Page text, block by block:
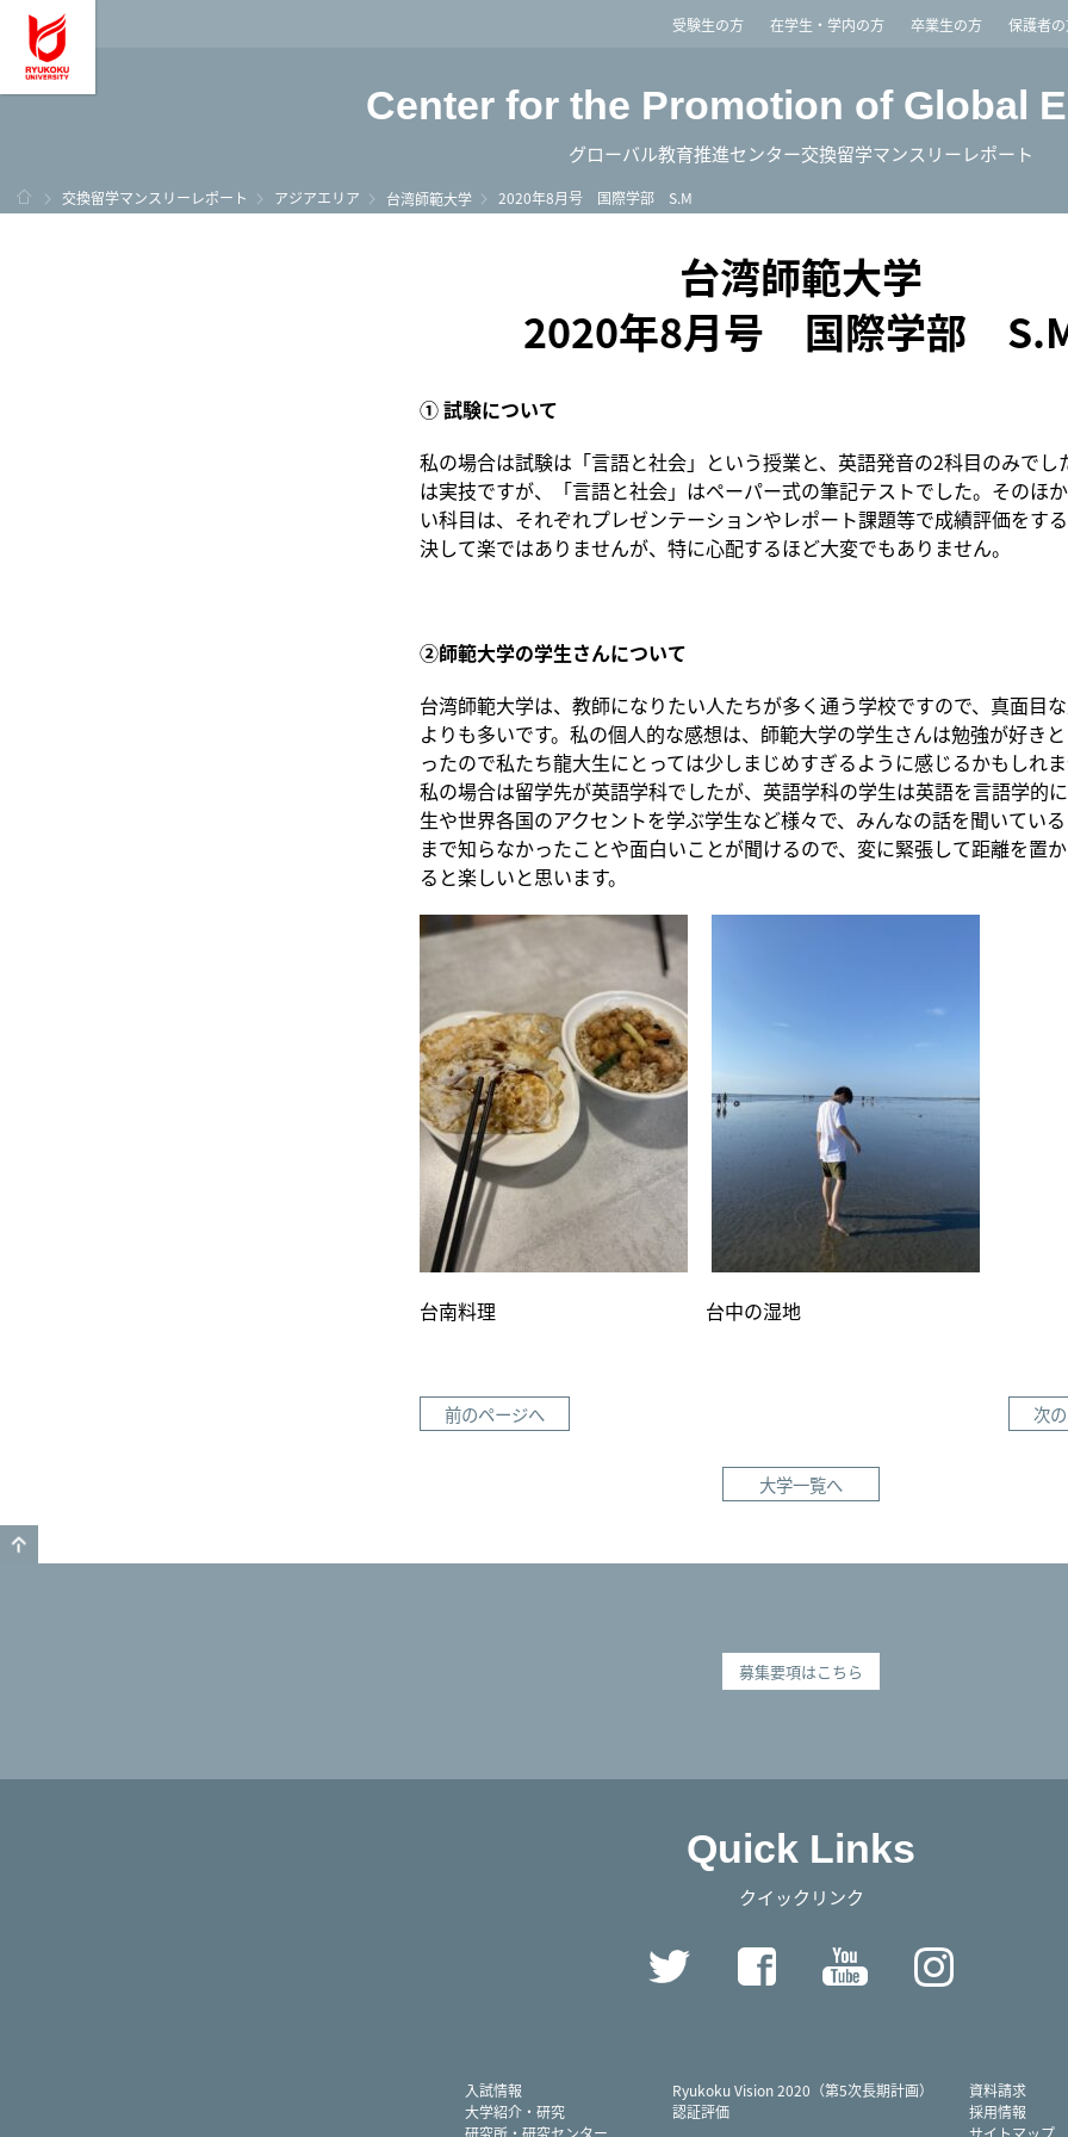
龍谷大学 You, Unlimited受験生の方 在学生・学内の方 卒業生の方 保護者
Center for the Promotion of Global
グローバル教育推進センター交換留学マンスリーレポート
ホーム
交換留学マンスリーレポート アジアエリア 台湾師範大学 2020年8月号 国際学部 S.M
台湾師範大学
2020年8月号 国際学部
① 試験について
私の場合は試験は「言語と社会」という授業と、英語発音の2科目のみでし
は実技ですが、「言語と社会」はペーパー式の筆記テストでした。そのほ
い科目は、それぞれプレゼンテーションやレポート課題等で成績評価をす
決して楽ではありませんが、特に心配するほど大変でもありません。
②師範大学の学生さんについて
台湾師範大学は、教師になりたい人たちが多く通う学校ですので、真面目
よりも多いです。私の個人的な感想は、師範大学の学生さんは勉強が好き
ったので私たち龍大生にとっては少しまじめすぎるように感じるかもしれ
私の場合は留学先が英語学科でしたが、英語学科の学生は英語を言語学的
生や世界各国のアクセントを学ぶ学生など様々で、みんなの話を聞いてい
まで知らなかったことや面白いことが聞けるので、変に緊張して距離を置
ると楽しいと思います。
台南料理 台中の湿地
前のページへ 次
大学一覧へ
募集要項はこちら
Quick Links
クイックリンク
Twitter FacebookYouTube
入試情報
大学紹介・研究
研究所・研究センター
Ryukoku Vision 2020（第5次長期計画）
認証評価
資料請求
採用情報
サイトマップ